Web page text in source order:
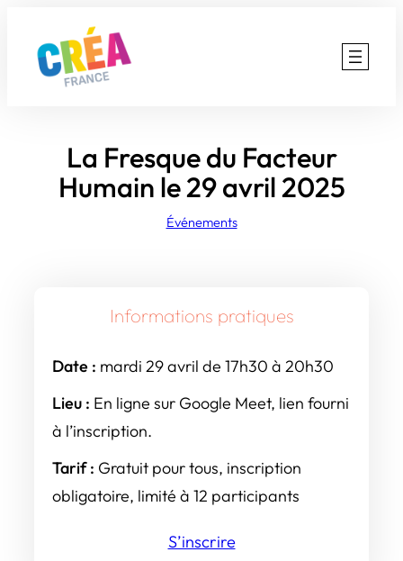
contenu
La Fresque du Facteur
Humain le 29 avril 2025
Événements
Informations pratiques
Date : mardi 29 avril de 17h30 à 20h30
Lieu : En ligne sur Google Meet, lien fourni
à l’inscription.
Tarif : Gratuit pour tous, inscription
obligatoire, limité à 12 participants
S’inscrire